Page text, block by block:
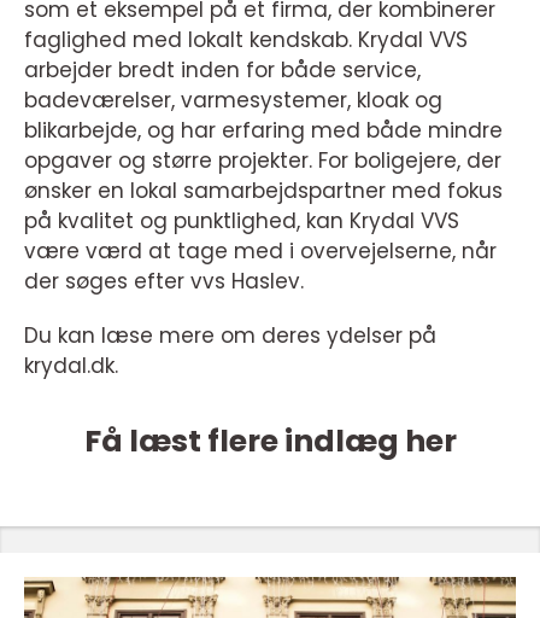
som et eksempel på et firma, der kombinerer
faglighed med lokalt kendskab. Krydal VVS
arbejder bredt inden for både service,
badeværelser, varmesystemer, kloak og
blikarbejde, og har erfaring med både mindre
opgaver og større projekter. For boligejere, der
ønsker en lokal samarbejdspartner med fokus
på kvalitet og punktlighed, kan Krydal VVS
være værd at tage med i overvejelserne, når
der søges efter vvs Haslev.
Du kan læse mere om deres ydelser på
krydal.dk.
Få læst flere indlæg her